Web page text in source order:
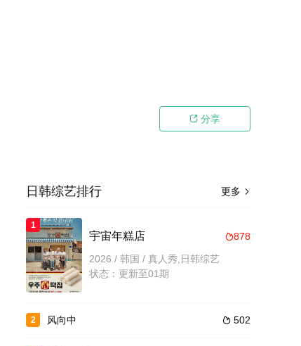
 分享
更多 
日韩综艺排行
1
878
宇宙年糕店
2026 / 韩国 / 真人秀,日韩综艺
状态：更新至01期
2  502
风向中